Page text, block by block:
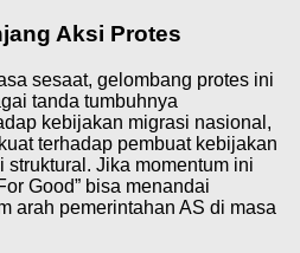
Aksi Protes
sesaat, gelombang protes ini
tanda tumbuhnya
kebijakan migrasi nasional,
terhadap pembuat kebijakan
struktural. Jika momentum ini
Good” bisa menandai
arah pemerintahan AS di masa